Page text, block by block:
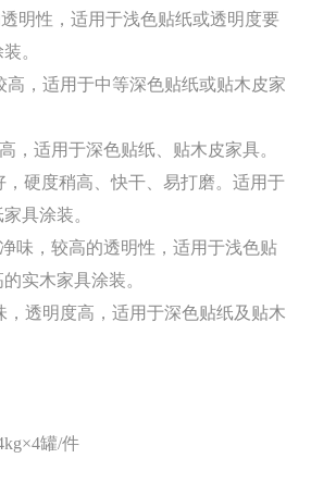
明性，适用于浅色贴纸或透明度要
。
高，适用于中等深色贴纸或贴木皮家
，适用于深色贴纸、贴木皮家具。
，硬度稍高、快干、易打磨。适用于
具涂装。
味，较高的透明性，适用于浅色贴
实木家具涂装。
，透明度高，适用于深色贴纸及贴木
罐/件